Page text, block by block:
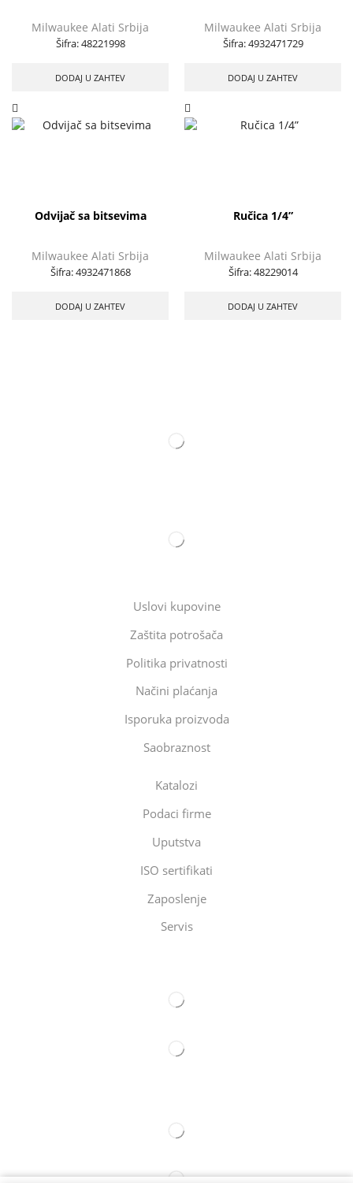
Milwaukee Alati Srbija
Šifra:48221998
DODAJ U ZAHTEV
Milwaukee Alati Srbija
Šifra:4932471729
DODAJ U ZAHTEV
Odvijač sa bitsevima
Milwaukee Alati Srbija
Šifra:4932471868
DODAJ U ZAHTEV
Ručica 1/4”
Milwaukee Alati Srbija
Šifra:48229014
DODAJ U ZAHTEV
Uslovi kupovine
Zaštita potrošača
Politika privatnosti
Načini plaćanja
Isporuka proizvoda
Saobraznost
Katalozi
Podaci firme
Uputstva
ISO sertifikati
Zaposlenje
Servis